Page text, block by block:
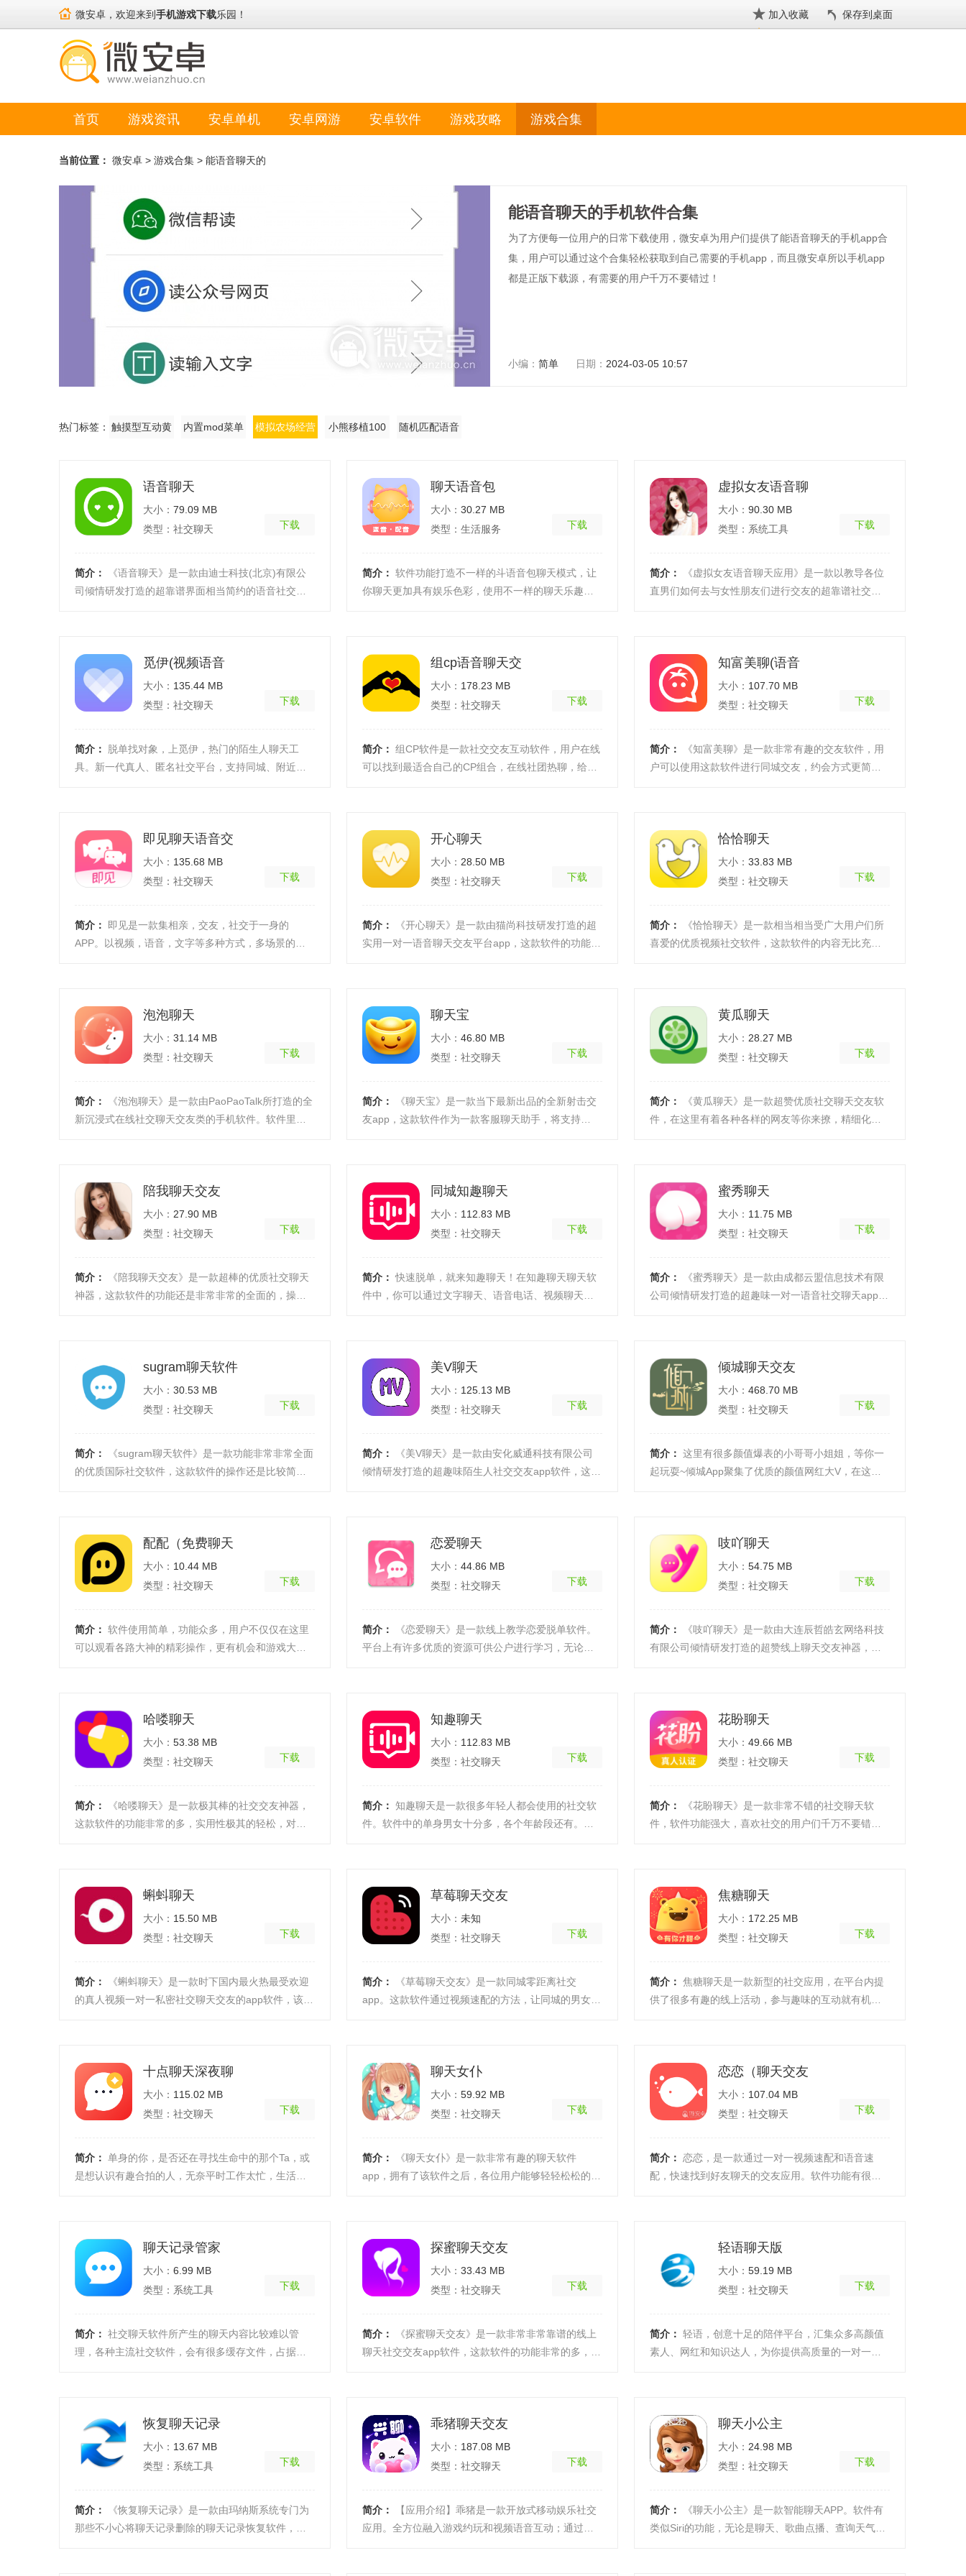
微安卓，欢迎来到手机游戏下载乐园！ 加入收藏 保存到桌面
首页 游戏资讯 安卓单机 安卓网游 安卓软件 游戏攻略 游戏合集
当前位置： 微安卓 > 游戏合集 > 能语音聊天的
能语音聊天的手机软件合集
为了方便每一位用户的日常下载使用，微安卓为用户们提供了能语音聊天的手机app合
集，用户可以通过这个合集轻松获取到自己需要的手机app，而且微安卓所以手机app
都是正版下载源，有需要的用户千万不要错过！
小编： 简单 日期： 2024-03-05 10:57
热门标签： 触摸型互动黄
内置mod菜单
模拟农场经营
小熊移植100
随机匹配语音
语音聊天
大小： 79.09 MB
类型：社交聊天
下载
简介：
《语音聊天》是一款由迪士科技(北京)有限公
司倾情研发打造的超靠谱界面相当简约的语音社交交
聊天语音包
大小： 30.27 MB
类型：生活服务
下载
简介： 软件功能打造不一样的斗语音包聊天模式，让
你聊天更加具有娱乐色彩，使用不一样的聊天乐趣；
虚拟女友语音聊
大小： 90.30 MB
类型：系统工具
下载
简介：
《虚拟女友语音聊天应用》是一款以教导各位
直男们如何去与女性朋友们进行交友的超靠谱社交交
觅伊(视频语音
大小： 135.44 MB
类型：社交聊天
下载
简介：
脱单找对象，上觅伊，热门的陌生人聊天工
具。新一代真人、匿名社交平台，支持同城、附近的
组cp语音聊天交
大小： 178.23 MB
类型：社交聊天
下载
简介： 组CP软件是一款社交交友互动软件，用户在线
可以找到最适合自己的CP组合，在线社团热聊，给生
知富美聊(语音
大小： 107.70 MB
类型：社交聊天
下载
简介：
《知富美聊》是一款非常有趣的交友软件，用
户可以使用这款软件进行同城交友，约会方式更简
即见聊天语音交
大小： 135.68 MB
类型：社交聊天
下载
简介：
即见是一款集相亲，交友，社交于一身的
APP。以视频，语音，文字等多种方式，多场景的为
开心聊天
大小： 28.50 MB
类型：社交聊天
下载
简介：
《开心聊天》是一款由猫尚科技研发打造的超
实用一对一语音聊天交友平台app，这款软件的功能非
恰恰聊天
大小： 33.83 MB
类型：社交聊天
下载
简介：
《恰恰聊天》是一款相当相当受广大用户们所
喜爱的优质视频社交软件，这款软件的内容无比充
泡泡聊天
大小： 31.14 MB
类型：社交聊天
下载
简介：
《泡泡聊天》是一款由PaoPaoTalk所打造的全
新沉浸式在线社交聊天交友类的手机软件。软件里拥
聊天宝
大小： 46.80 MB
类型：社交聊天
下载
简介：
《聊天宝》是一款当下最新出品的全新射击交
友app，这款软件作为一款客服聊天助手，将支持
黄瓜聊天
大小： 28.27 MB
类型：社交聊天
下载
简介：
《黄瓜聊天》是一款超赞优质社交聊天交友软
件，在这里有着各种各样的网友等你来撩，精细化的
陪我聊天交友
大小： 27.90 MB
类型：社交聊天
下载
简介：
《陪我聊天交友》是一款超棒的优质社交聊天
神器，这款软件的功能还是非常非常的全面的，操作
同城知趣聊天
大小： 112.83 MB
类型：社交聊天
下载
简介： 快速脱单，就来知趣聊天！在知趣聊天聊天软
件中，你可以通过文字聊天、语音电话、视频聊天约
蜜秀聊天
大小： 11.75 MB
类型：社交聊天
下载
简介：
《蜜秀聊天》是一款由成都云盟信息技术有限
公司倾情研发打造的超趣味一对一语音社交聊天app软
sugram聊天软件
大小： 30.53 MB
类型：社交聊天
下载
简介：
《sugram聊天软件》是一款功能非常非常全面
的优质国际社交软件，这款软件的操作还是比较简单
美V聊天
大小： 125.13 MB
类型：社交聊天
下载
简介：
《美V聊天》是一款由安化威通科技有限公司
倾情研发打造的超趣味陌生人社交交友app软件，这款
倾城聊天交友
大小： 468.70 MB
类型：社交聊天
下载
简介： 这里有很多颜值爆表的小哥哥小姐姐，等你一
起玩耍~倾城App聚集了优质的颜值网红大V，在这
配配（免费聊天
大小： 10.44 MB
类型：社交聊天
下载
简介： 软件使用简单，功能众多，用户不仅仅在这里
可以观看各路大神的精彩操作，更有机会和游戏大神
恋爱聊天
大小： 44.86 MB
类型：社交聊天
下载
简介：
《恋爱聊天》是一款线上教学恋爱脱单软件。
平台上有许多优质的资源可供公户进行学习，无论用
吱吖聊天
大小： 54.75 MB
类型：社交聊天
下载
简介：
《吱吖聊天》是一款由大连辰哲皓玄网络科技
有限公司倾情研发打造的超赞线上聊天交友神器，这
哈喽聊天
大小： 53.38 MB
类型：社交聊天
下载
简介：
《哈喽聊天》是一款极其棒的社交交友神器，
这款软件的功能非常的多，实用性极其的轻松，对于
知趣聊天
大小： 112.83 MB
类型：社交聊天
下载
简介： 知趣聊天是一款很多年轻人都会使用的社交软
件。软件中的单身男女十分多，各个年龄段还有。这
花盼聊天
大小： 49.66 MB
类型：社交聊天
下载
简介：
《花盼聊天》是一款非常不错的社交聊天软
件，软件功能强大，喜欢社交的用户们千万不要错过
蝌蚪聊天
大小： 15.50 MB
类型：社交聊天
下载
简介：
《蝌蚪聊天》是一款时下国内最火热最受欢迎
的真人视频一对一私密社交聊天交友的app软件，该软
草莓聊天交友
大小： 未知
类型：社交聊天
下载
简介：
《草莓聊天交友》是一款同城零距离社交
app。这款软件通过视频速配的方法，让同城的男女可
焦糖聊天
大小： 172.25 MB
类型：社交聊天
下载
简介： 焦糖聊天是一款新型的社交应用，在平台内提
供了很多有趣的线上活动，参与趣味的互动就有机会
十点聊天深夜聊
大小： 115.02 MB
类型：社交聊天
下载
简介： 单身的你，是否还在寻找生命中的那个Ta，或
是想认识有趣合拍的人，无奈平时工作太忙，生活圈
聊天女仆
大小： 59.92 MB
类型：社交聊天
下载
简介：
《聊天女仆》是一款非常有趣的聊天软件
app，拥有了该软件之后，各位用户能够轻轻松松的在
恋恋（聊天交友
大小： 107.04 MB
类型：社交聊天
下载
简介： 恋恋，是一款通过一对一视频速配和语音速
配，快速找到好友聊天的交友应用。软件功能有很多
聊天记录管家
大小： 6.99 MB
类型：系统工具
下载
简介： 社交聊天软件所产生的聊天内容比较难以管
理，各种主流社交软件，会有很多缓存文件，占据空
探蜜聊天交友
大小： 33.43 MB
类型：社交聊天
下载
简介：
《探蜜聊天交友》是一款非常非常靠谱的线上
聊天社交交友app软件，这款软件的功能非常的多，实
轻语聊天版
大小： 59.19 MB
类型：社交聊天
下载
简介： 轻语，创意十足的陪伴平台，汇集众多高颜值
素人、网红和知识达人，为你提供高质量的一对一聊
恢复聊天记录
大小： 13.67 MB
类型：系统工具
下载
简介：
《恢复聊天记录》是一款由玛纳斯系统专门为
那些不小心将聊天记录删除的聊天记录恢复软件，这
乖猪聊天交友
大小： 187.08 MB
类型：社交聊天
下载
简介：
【应用介绍】乖猪是一款开放式移动娱乐社交
应用。全方位融入游戏约玩和视频语音互动；通过文
聊天小公主
大小： 24.98 MB
类型：社交聊天
下载
简介：
《聊天小公主》是一款智能聊天APP。软件有
类似Siri的功能，无论是聊天、歌曲点播、查询天气、